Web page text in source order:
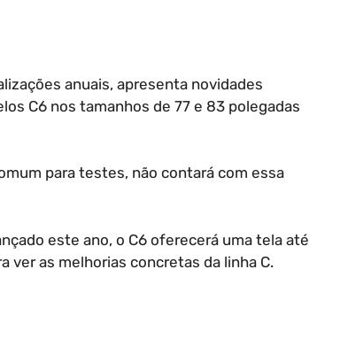
anuais, apresenta novidades
C6 nos tamanhos de 77 e 83 polegadas
para testes, não contará com essa
este ano, o C6 oferecerá uma tela até
ver as melhorias concretas da linha C.